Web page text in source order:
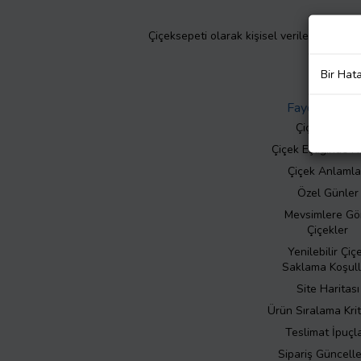
Çiçeksepeti olarak kişisel verilerinizin
Faydalı Bilgiler
Çiçek Bakımı
Çiçek Eşliğinde
Çiçek
Özel Günler
Mevsimlere
Çiçekler
Yenilebilir
Saklama
Site Haritası
Ürün Sıralama
Teslimat
Sipariş
Bir